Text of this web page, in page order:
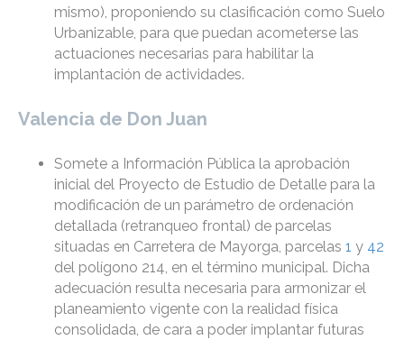
mismo), proponiendo su clasificación como Suelo
Urbanizable, para que puedan acometerse las
actuaciones necesarias para habilitar la
implantación de actividades.
Valencia de Don Juan
Somete a Información Pública la aprobación
inicial del Proyecto de Estudio de Detalle para la
modificación de un parámetro de ordenación
detallada (retranqueo frontal) de parcelas
situadas en Carretera de Mayorga, parcelas 1 y 42
del polígono 214, en el término municipal. Dicha
adecuación resulta necesaria para armonizar el
planeamiento vigente con la realidad física
consolidada, de cara a poder implantar futuras